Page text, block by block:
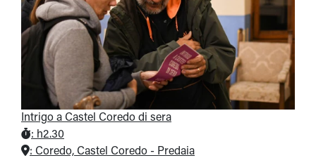
Intrigo a Castel Coredo di sera
: h2.30
: Coredo, Castel Coredo - Predaia